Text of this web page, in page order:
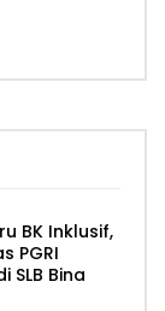
BK Inklusif,
PGRI
SLB Bina